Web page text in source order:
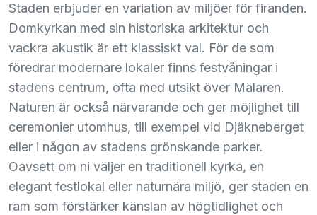
Staden erbjuder en variation av miljöer för firanden.
Domkyrkan med sin historiska arkitektur och
vackra akustik är ett klassiskt val. För de som
föredrar modernare lokaler finns festvåningar i
stadens centrum, ofta med utsikt över Mälaren.
Naturen är också närvarande och ger möjlighet till
ceremonier utomhus, till exempel vid Djäkneberget
eller i någon av stadens grönskande parker.
Oavsett om ni väljer en traditionell kyrka, en
elegant festlokal eller naturnära miljö, ger staden en
ram som förstärker känslan av högtidlighet och